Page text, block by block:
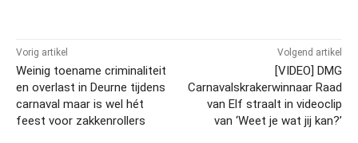
Vorig artikel
Weinig toename criminaliteit
en overlast in Deurne tijdens
carnaval maar is wel hét
feest voor zakkenrollers
Volgend artikel
[VIDEO] DMG
Carnavalskrakerwinnaar Raad
van Elf straalt in videoclip
van ‘Weet je wat jij kan?’